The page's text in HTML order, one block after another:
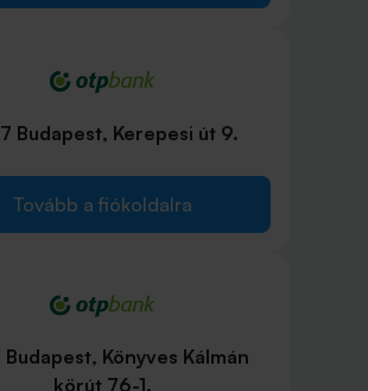
Budapest, Kerepesi út 9.
Tovább a fiókoldalra
Könyves Kálmán
körút 76-1.